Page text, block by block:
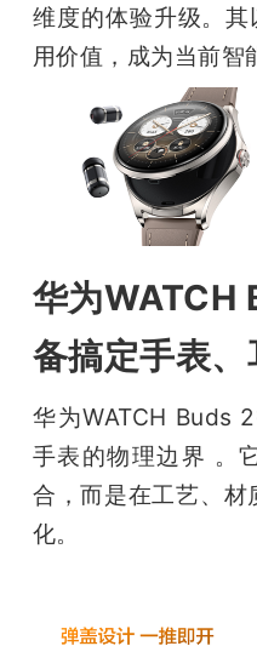
专
搞
机
维度的体验升级。其
用价值，成为当前智
华为WATCH
备搞定手表
华为WATCH Buds
手表的物理边界 。
合，而是在工艺、
化。